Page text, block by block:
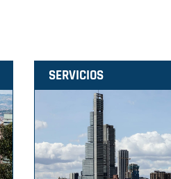
SERVICIOS